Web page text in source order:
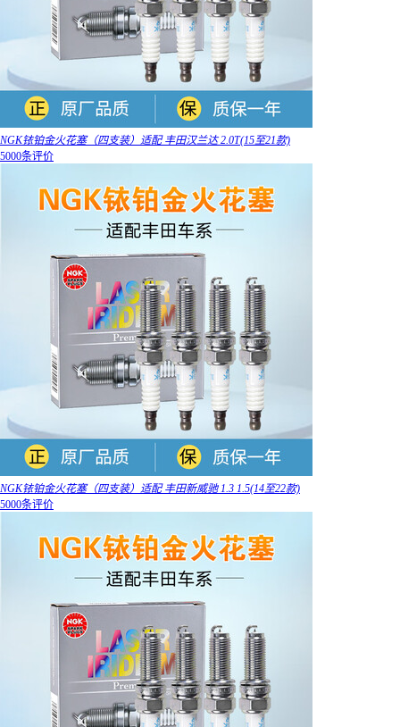
NGK铱铂金火花塞（四支装）适配 丰田汉兰达 2.0T(15至21款)
5000条评价
NGK铱铂金火花塞（四支装）适配 丰田新威驰 1.3 1.5(14至22款)
5000条评价